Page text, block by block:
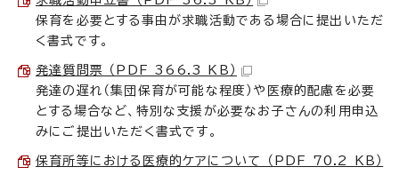
保育を必要とする事由が求職活動である場合に提出いただ
く書式です。
発達質問票 （PDF 366.3 KB）
発達の遅れ（集団保育が可能な程度）や医療的配慮を必要
とする場合など、特別な支援が必要なお子さんの利用申込
みにご提出いただく書式です。
保育所等における医療的ケアについて （PDF 70.2 KB）